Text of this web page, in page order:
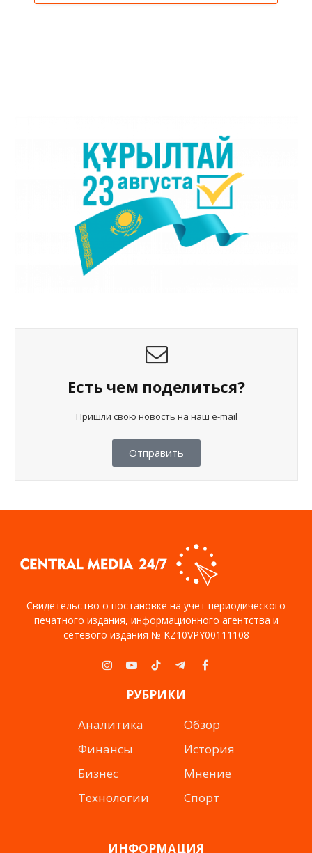
Есть чем поделиться?
Пришли свою новость на наш e-mail
Отправить
Свидетельство о постановке на учет периодического
печатного издания, информационного агентства и
сетевого издания № KZ10VPY00111108
Instagram
YouTubeTikTokTelegramFacebook
РУБРИКИ
Аналитика
Финансы
Бизнес
Технологии
Обзор
История
Мнение
Спорт
ИНФОРМАЦИЯ